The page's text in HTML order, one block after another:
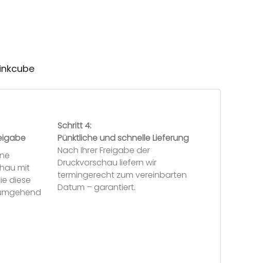
mit
diese
Schritt 4:
Pünktliche und schnelle Lieferung
Nach Ihrer Freigabe der
Druckvorschau liefern wir
termingerecht zum vereinbarten
Datum – garantiert.